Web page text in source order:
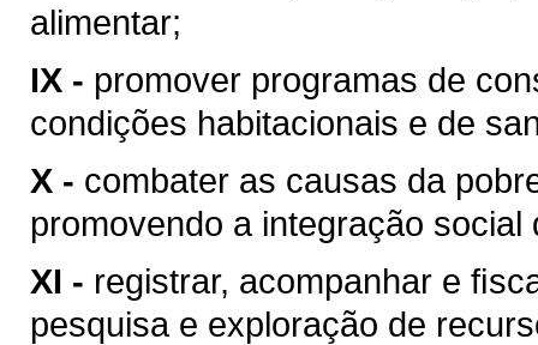
alimentar;
IX - promover programas de
condições habitacionais e de
X - combater as causas da
promovendo a integração
XI - registrar, acompanhar e
pesquisa e exploração de